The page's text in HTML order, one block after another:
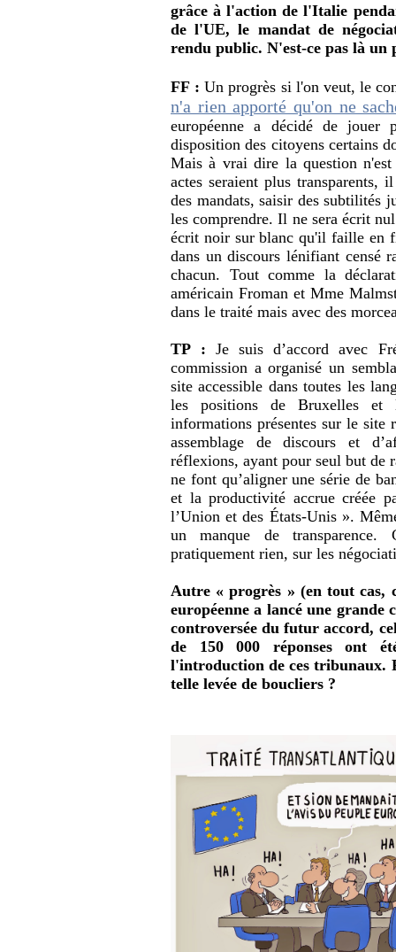
grâce à l'action de l'Italie
de l'UE, le mandat de
rendu public. N'est-ce pas là un
FF : Un progrès si l'on veut, le
n'a rien apporté qu'on ne
européenne a décidé de jouer
disposition des citoyens certains
Mais à vrai dire la question
actes seraient plus transparents,
des mandats, saisir des subtilités
les comprendre. Il ne sera écrit
écrit noir sur blanc qu'il faille en
dans un discours lénifiant censé
chacun. Tout comme la
américain Froman et Mme
dans le traité mais avec des
TP :Je suis d’accord avec
commission a organisé un
site accessible dans toutes les
les positions de Bruxelles et
informations présentes sur le site
assemblage de discours et
réflexions, ayant pour seul but de
ne font qu’aligner une série de
et la productivité accrue créée
l’Union et des États-Unis ».
un manque de transparence.
pratiquement rien, sur les
Autre « progrès » (en tout cas,
européenne a lancé une
controversée du futur accord,
de 150 000 réponses ont
l'introduction de ces tribunaux.
telle levée de boucliers ?